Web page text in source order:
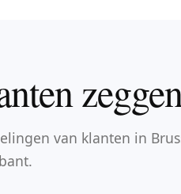
van klanten in